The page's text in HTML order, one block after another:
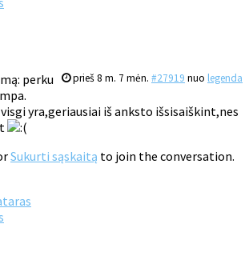
prieš 8 m. 7 mėn. #27919 nuo legenda
perku
yra,geriausiai iš anksto išsisaiškint,nes
Sukurti sąskaitą to join the conversation.